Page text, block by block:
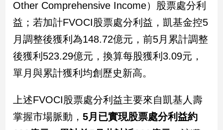
國
會
焦
點
觀
岸/
Other Comprehensive Income）股票處分利
益；若加計FVOCI股票處分利益，凱基金控5
月調整後獲利為148.72億元，前5月累計調整
後獲利523.29億元，換算每股獲利3.09元，
單月與累計獲利均創歷史新高。
上述FVOCI股票處分利益主要來自凱基人壽
掌握市場脈動，5月已實現股票處分利益約